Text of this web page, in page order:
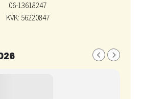
06-13618247
KVK: 56220847